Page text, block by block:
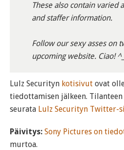
These also contain varied
and staffer information.
Follow our sexy asses on
upcoming website. Ciao!
Lulz Securityn kotisivut ovat
tiedottamisen jälkeen.
seurata Lulz Securityn Twitter-
Päivitys: Sony Pictures on
murtoa.